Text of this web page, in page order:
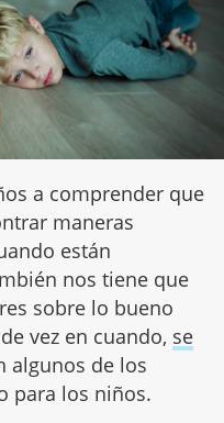
a comprender que
maneras
están
nos tiene que
sobre lo bueno
vez en cuando, se
algunos de los
para los niños.